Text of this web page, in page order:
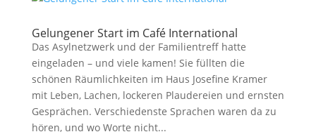
Gelungener Start im Café International
Das Asylnetzwerk und der Familientreff hatte
eingeladen – und viele kamen! Sie füllten die
schönen Räumlichkeiten im Haus Josefine Kramer
mit Leben, Lachen, lockeren Plaudereien und ernsten
Gesprächen. Verschiedenste Sprachen waren da zu
hören, und wo Worte nicht...